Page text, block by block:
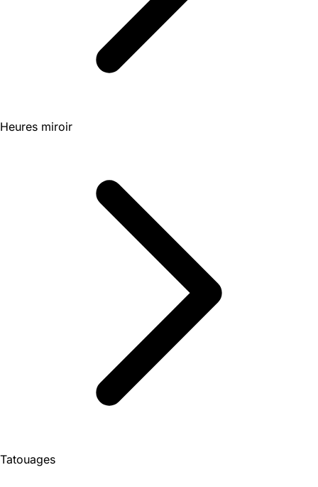
Heures miroir
Tatouages